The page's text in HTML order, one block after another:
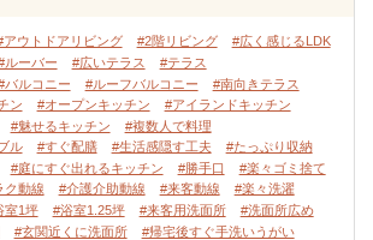
アウトドアリビング #2階リビング
#広く感じるLDK
ルーバー #広いテラス
#テラス
バルコニー #ルーフバルコニー
#南向きテラス
ン
#オープンキッチン
#アイランドキッチン
#魅せるキッチン
#複数人で料理
ル
#すぐ配膳 #生活感隠す工夫
#たっぷり収納
#庭にすぐ出れるキッチン #勝手口
#楽々ゴミ捨て
ク動線 #介護介助動線 #来客動線
#楽々洗濯
室1坪 #浴室1.25坪 #来客用洗面所
#洗面所広め
#玄関近くに洗面所
#帰宅後すぐ手洗いうがい